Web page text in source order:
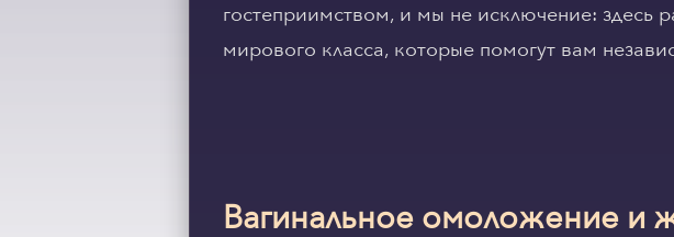
гостеприимством, и мы не исключение: здесь
мирового класса, которые помогут вам
Вагинальное омоложение и